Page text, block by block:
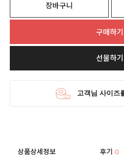
장바구니
구매하기
선물하기
상품상세정보 후기0